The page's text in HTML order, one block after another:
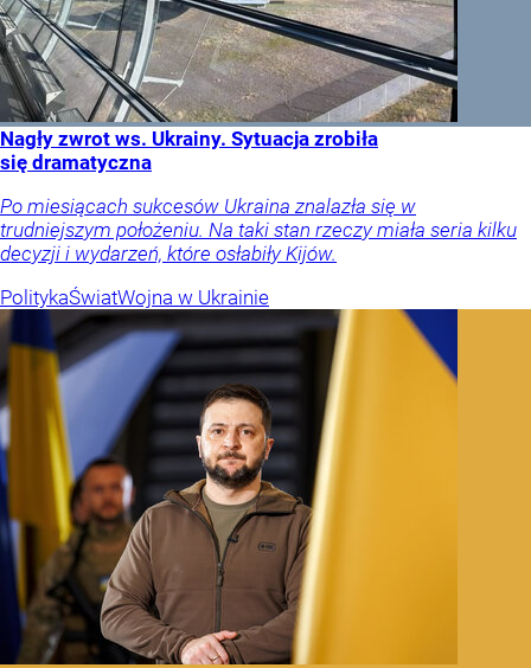
Nagły zwrot ws. Ukrainy. Sytuacja zrobiła
się dramatyczna
Po miesiącach sukcesów Ukraina znalazła się w
trudniejszym położeniu. Na taki stan rzeczy miała seria kilku
decyzji i wydarzeń, które osłabiły Kijów.
PolitykaŚwiatWojna w Ukrainie